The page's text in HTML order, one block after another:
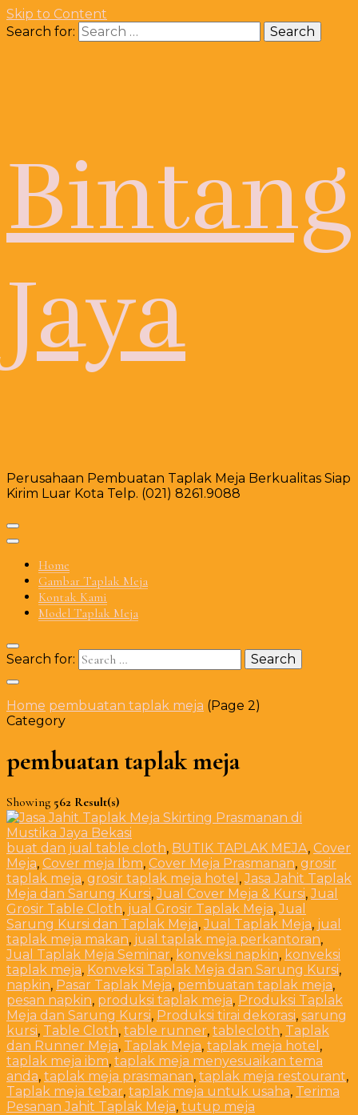
Skip to Content
Search for:
Bintang
Jaya
Perusahaan Pembuatan Taplak Meja Berkualitas Siap
Kirim Luar Kota Telp. (021) 8261.9088
Home
Gambar Taplak Meja
Kontak Kami
Model Taplak Meja
Search for:
Home pembuatan taplak meja (Page 2)
Category
pembuatan taplak meja
Showing 562 Result(s)
buat dan jual table cloth, BUTIK TAPLAK MEJA, Cover
Meja, Cover meja Ibm, Cover Meja Prasmanan, grosir
taplak meja, grosir taplak meja hotel ,Jasa Jahit Taplak
Meja dan Sarung Kursi,Jual Cover Meja & Kursi,Jual
Grosir Table Cloth, jual Grosir Taplak Meja,Jual
Sarung Kursi dan Taplak Meja,Jual Taplak Meja, jual
taplak meja makan, jual taplak meja perkantoran,
Jual Taplak Meja Seminar, konveksi napkin, konveksi
taplak meja, Konveksi Taplak Meja dan Sarung Kursi,
napkin, Pasar Taplak Meja, pembuatan taplak meja,
pesan napkin, produksi taplak meja, Produksi Taplak
Meja dan Sarung Kursi, Produksi tirai dekorasi, sarung
kursi, Table Cloth, table runner, tablecloth, Taplak
dan Runner Meja, Taplak Meja, taplak meja hotel ,
taplak meja ibm, taplak meja menyesuaikan tema
anda, taplak meja prasmanan, taplak meja restourant,
Taplak meja tebar, taplak meja untuk usaha, Terima
Pesanan Jahit Taplak Meja, tutup meja